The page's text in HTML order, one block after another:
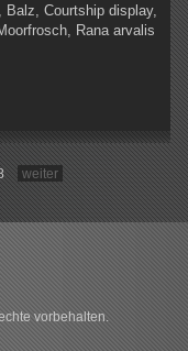
Courtship display,
Rana arvalis
weiter
vorbehalten.